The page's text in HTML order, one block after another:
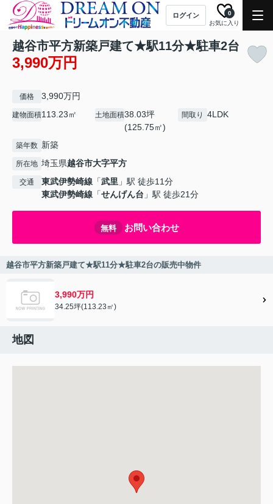
ログイン
お気に入り
0
越谷市平方新築戸建て★駅11分★駐車2台
3,990万円
価格 3,990万円
建物面積113.23㎡ 土地面積38.03坪
(125.75㎡)
間取り 4LDK
築年数 新築
所在地 埼玉県越谷市大字平方
交通 東武伊勢崎線 「武里 」駅 徒歩11分
東武伊勢崎線 「せんげん台 」駅 徒歩21分
無料 お問い合わせ
越谷市平方新築戸建て★駅11分★駐車2台の販売中物件
3,990万円
34.25坪(113.23㎡)
地図